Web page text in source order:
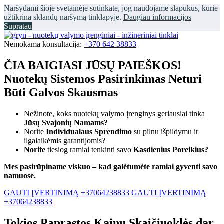
Naršydami šioje svetainėje sutinkate, jog naudojame slapukus, kurie
užtikrina sklandų naršymą tinklapyje. Daugiau informacijos
Supratau
Nemokama konsultacija: +370 642 38833
ČIA BAIGIASI JŪSŲ PAIEŠKOS!
Nuotekų Sistemos Pasirinkimas Neturi
Būti Galvos Skausmas
Nežinote, koks nuotekų valymo įrenginys geriausiai tinka
Jūsų Svajonių Namams?
Norite Individualaus Sprendimo su pilnu išpildymu ir
ilgalaikėmis garantijomis?
Norite tiesiog ramiai tenkinti savo Kasdienius Poreikius?
Mes pasirūpiname viskuo – kad galėtumėte ramiai gyventi savo
namuose.
GAUTI ĮVERTINIMĄ +37064238833 GAUTI ĮVERTINIMĄ
+37064238833